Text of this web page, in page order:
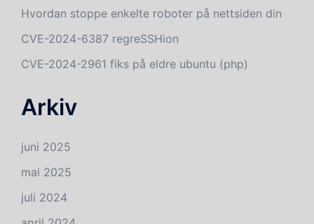
Hvordan stoppe enkelte roboter på nettsiden din
CVE-2024-6387 regreSSHion
CVE-2024-2961 fiks på eldre ubuntu (php)
Arkiv
juni 2025
mai 2025
juli 2024